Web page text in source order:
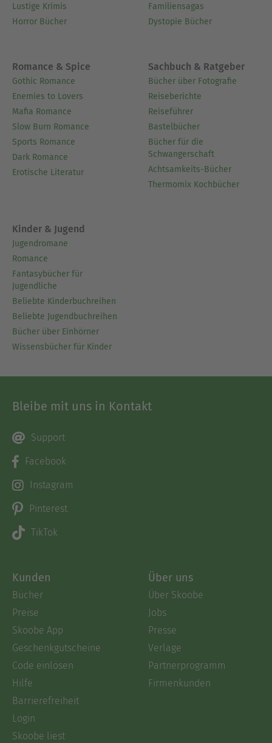
Lustige Krimis
Horror Bücher
Familiensagas
Dystopie Bücher
Romance & Spice
Gothic Romance
Enemies to Lovers
Mafia Romance
Slow Burn Romance
Sports Romance
Dark Romance
Erotische Literatur
Sachbuch & Ratgeber
Bücher über Fotografie
Reiseberichte
Reiseführer
Bastelbücher
Bücher für die
Schwangerschaft
Achtsamkeits-Bücher
Thermomix Kochbücher
Kinder & Jugend
Jugendromane
Romance
Fantasybücher für
Jugendliche
Beliebte Kinderbuchreihen
Beliebte Jugendbuchreihen
Bücher über Einhörner
Wissensbücher für Kinder
Bleibe mit uns in Kontakt
Support
Facebook
Instagram
Pinterest
TikTok
Kunden
Bücher
Preise
Skoobe App
Geschenkgutscheine
Code einlösen
Hilfe
Barrierefreiheit
Login
Skoobe liest
Über uns
Über Skoobe
Jobs
Presse
Verlage
Partnerprogramm
Firmenkunden